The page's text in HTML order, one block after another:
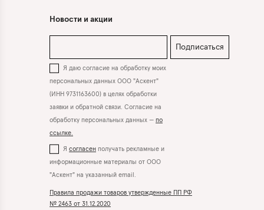
Новости и акции
Подписаться
Я даю согласие на обработку моих
персональных данных ООО "Аскент"
(ИНН 9731163600) в целях обработки
заявки и обратной связи. Согласие на
обработку персональных данных — по
ссылке.
Я согласен получать рекламные и
информационные материалы от ООО
"Аскент" на указанный email.
Правила продажи товаров утвержденные ПП РФ
№ 2463 от 31.12.2020